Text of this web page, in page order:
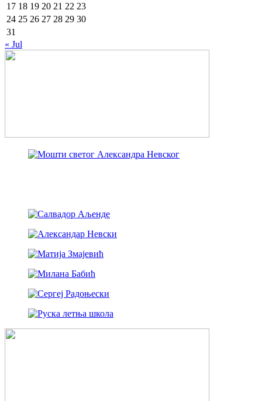
17 18 19 20 21 22 23
24 25 26 27 28 29 30
31
« Jul